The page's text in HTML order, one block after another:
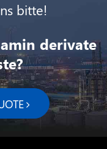
bitte!
derivate